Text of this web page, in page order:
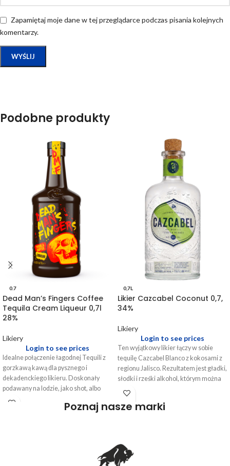
Zapamiętaj moje dane w tej przeglądarce podczas pisania kolejnych
komentarzy.
Podobne produkty
0.7
Dead Man’s Fingers Coffee
Tequila Cream Liqueur 0,7l
28%
Likiery
Login to see prices
Idealne połączenie łagodnej Tequili z
gorzkawą kawą dla pysznegoi
dekadenckiego likieru. Doskonały
podawany na lodzie, jako shot, albo
zmieszany w ekskluzywnym koktajlu,
takim jak Espresso Martini lub koktajli.
0,7L
Likier Cazcabel Coconut 0,7,
34%
Likiery
Login to see prices
Ten wyjątkowy likier łączy w sobie
tequilę Cazcabel Blanco z kokosami z
regionu Jalisco. Rezultatem jest gładki,
słodki i rześki alkohol, którym można
się delektować w czystej postaci lub w
roślinnej słodyczy i pieprznemu
w koktajlu Margarita albo jako
wariacja na temat Pina Colady.
Poznaj nasze marki